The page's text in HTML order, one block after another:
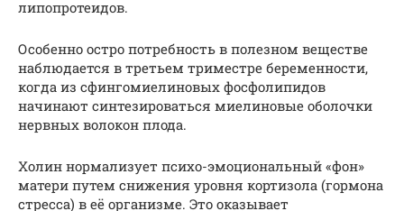
липопротеидов.
Особенно остро потребность в полезном веществе
наблюдается в третьем триместре беременности,
когда из сфингомиелиновых фосфолипидов
начинают синтезироваться миелиновые оболочки
нервных волокон плода.
Холин нормализует психо-эмоциональный «фон»
матери путем снижения уровня кортизола (гормона
стресса) в её организме. Это оказывает